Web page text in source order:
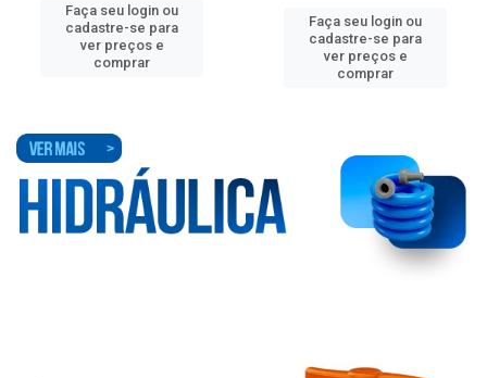
Faça seu login ou
cadastre-se para
ver preços e
comprar
Faça seu login ou
cadastre-se para
ver preços e
comprar